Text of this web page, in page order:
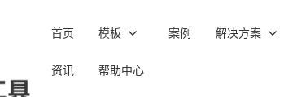
首页 模板 案例 解决方案
资讯 帮助中心